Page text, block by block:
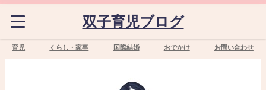
双子育児ブログ
育児 くらし・家事 国際結婚 おでかけ お問い合わせ